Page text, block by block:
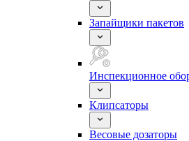
Запайщики пакетов
Инспекционное
Клипсаторы
Весовые дозаторы